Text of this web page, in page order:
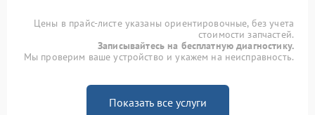
Цены в прайс-листе указаны ориентировочные, без учета
стоимости запчастей.
Записывайтесь на бесплатную диагностику.
Мы проверим ваше устройство и укажем на неисправность.
Показать все услуги